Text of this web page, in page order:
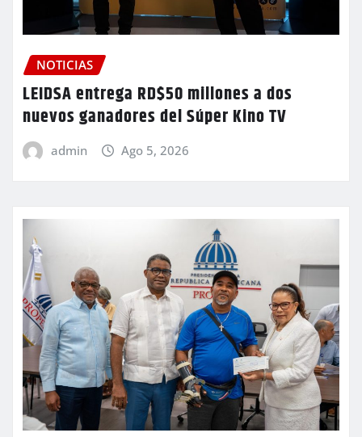
NOTICIAS
LEIDSA entrega RD$50 millones a dos
nuevos ganadores del Súper Kino TV
admin Ago 5, 2026